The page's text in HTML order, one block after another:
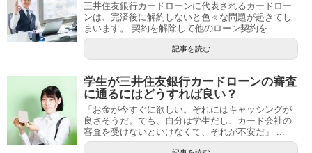
三井住友銀行カードローンに代表されるカードロー
ンは、完済後に解約しないと色々な問題が起きてし
まいます。 契約を解除して他のローン契約を...
記事を読む
学生が三井住友銀行カードローンの審査
に通るにはどうすれば良い？
「お金が今すぐに欲しい。それにはキャッシングが
良さそうだ。でも、自分は学生だし、カード会社の
審査を受けないといけなくて、それが不安だ」 ...